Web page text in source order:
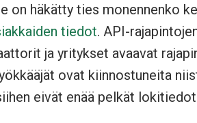
on häkätty ties monennenko
tiedot. API-
ja yritykset avaavat
ovat kiinnostuneita
eivät enää pelkät